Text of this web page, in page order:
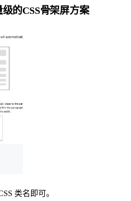
的CSS骨架屏方案
类名即可。